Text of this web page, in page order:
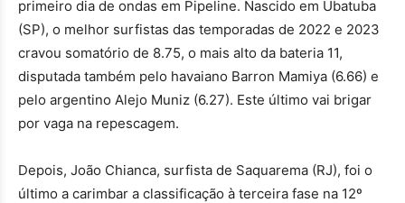
primeiro dia de ondas em Pipeline. Nascido em Ubatuba
(SP), o melhor surfistas das temporadas de 2022 e 2023
cravou somatório de 8.75, o mais alto da bateria 11,
disputada também pelo havaiano Barron Mamiya (6.66) e
pelo argentino Alejo Muniz (6.27). Este último vai brigar
por vaga na repescagem.
Depois, João Chianca, surfista de Saquarema (RJ), foi o
último a carimbar a classificação à terceira fase na 12º